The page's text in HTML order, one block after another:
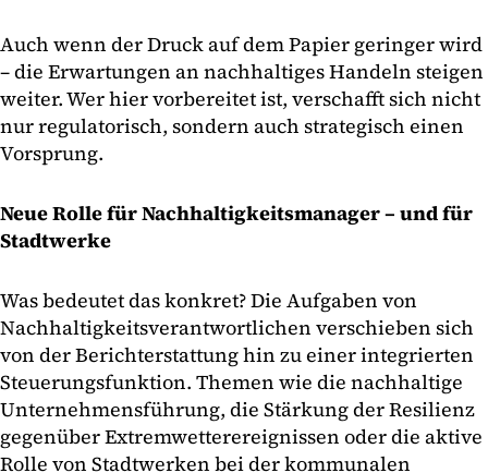
Auch wenn der Druck auf dem Papier geringer wird
– die Erwartungen an nachhaltiges Handeln steigen
weiter. Wer hier vorbereitet ist, verschafft sich nicht
nur regulatorisch, sondern auch strategisch einen
Vorsprung.
Neue Rolle für Nachhaltigkeitsmanager – und für
Stadtwerke
Was bedeutet das konkret? Die Aufgaben von
Nachhaltigkeitsverantwortlichen verschieben sich
von der Berichterstattung hin zu einer integrierten
Steuerungsfunktion. Themen wie die nachhaltige
Unternehmensführung, die Stärkung der Resilienz
gegenüber Extremwetterereignissen oder die aktive
Rolle von Stadtwerken bei der kommunalen